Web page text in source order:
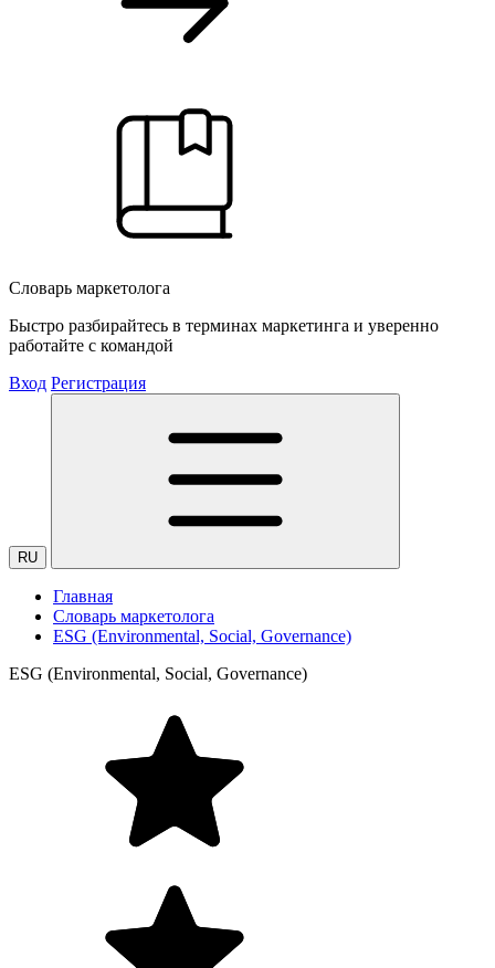
Словарь маркетолога
Быстро разбирайтесь в терминах маркетинга и уверенно
работайте с командой
Вход Регистрация
RU
Главная
Словарь маркетолога
ESG (Environmental, Social, Governance)
ESG (Environmental, Social, Governance)